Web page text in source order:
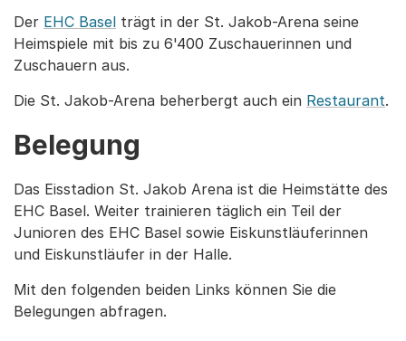
Der EHC Basel trägt in der St. Jakob-Arena seine
Heimspiele mit bis zu 6'400 Zuschauerinnen und
Zuschauern aus.
Die St. Jakob-Arena beherbergt auch ein Restaurant.
Belegung
Das Eisstadion St. Jakob Arena ist die Heimstätte des
EHC Basel. Weiter trainieren täglich ein Teil der
Junioren des EHC Basel sowie Eiskunstläuferinnen
und Eiskunstläufer in der Halle.
Mit den folgenden beiden Links können Sie die
Belegungen abfragen.